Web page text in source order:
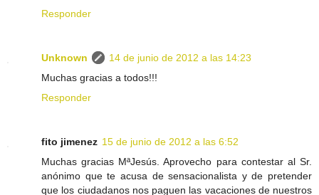
Responder
Unknown
14 de junio de 2012 a las 14:23
Muchas gracias a todos!!!
Responder
fito jimenez 15 de junio de 2012 a las 6:52
Muchas gracias MªJesús. Aprovecho para contestar al Sr.
anónimo que te acusa de sensacionalista y de pretender
que los ciudadanos nos paguen las vacaciones de nuestros